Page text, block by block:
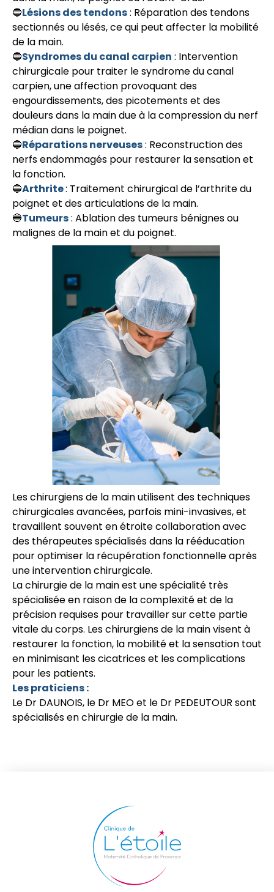
🔵Lésions des tendons: Réparation des tendons
sectionnés ou lésés, ce qui peut affecter la mobilité
de la main.
🔵Syndromes du canal carpien : Intervention
chirurgicale pour traiter le syndrome du canal
carpien, une affection provoquant des
engourdissements, des picotements et des
douleurs dans la main due à la compression du nerf
médian dans le poignet.
🔵Réparations nerveuses: Reconstruction des
nerfs endommagés pour restaurer la sensation et
la fonction.
🔵Arthrite: Traitement chirurgical de l’arthrite du
poignet et des articulations de la main.
🔵Tumeurs: Ablation des tumeurs bénignes ou
malignes de la main et du poignet.
Les chirurgiens de la main utilisent des techniques
chirurgicales avancées, parfois mini-invasives, et
travaillent souvent en étroite collaboration avec
des thérapeutes spécialisés dans la rééducation
pour optimiser la récupération fonctionnelle après
une intervention chirurgicale.
La chirurgie de la main est une spécialité très
spécialisée en raison de la complexité et de la
précision requises pour travailler sur cette partie
vitale du corps. Les chirurgiens de la main visent à
restaurer la fonction, la mobilité et la sensation tout
en minimisant les cicatrices et les complications
pour les patients.
Les praticiens :
Le Dr DAUNOIS, le Dr MEO et le Dr PEDEUTOUR sont
spécialisés en chirurgie de la main.